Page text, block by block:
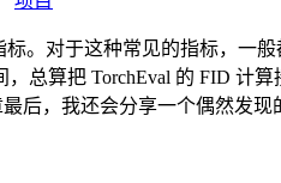
。对于这种常见的指标，一
总算把 TorchEval 的 FID 计
后，我还会分享一个偶然发